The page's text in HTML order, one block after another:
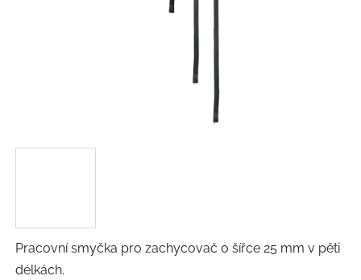
Pracovní smyčka pro zachycovač o šířce 25 mm v pěti
délkách.